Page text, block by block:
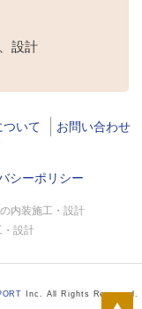
設計
ついて
お問い合わせ
シーポリシー
内装施工・設計
・設計
Inc. All Rights Reserved.